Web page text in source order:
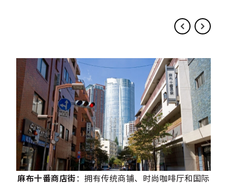
麻布十番商店街：拥有传统商铺、时尚咖啡厅和国际